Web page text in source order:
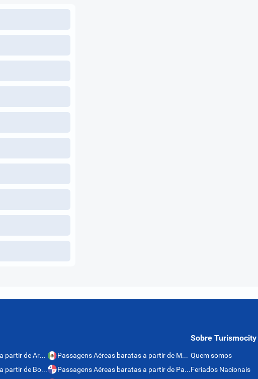
Passagens Aéreas baratas a partir de Argentina
Passagens Aéreas baratas a partir de Bolívia
Passagens Aéreas baratas a partir de México
Passagens Aéreas baratas a partir de Panamá
Sobre Turismocity
Quem somos
Feriados Nacionais